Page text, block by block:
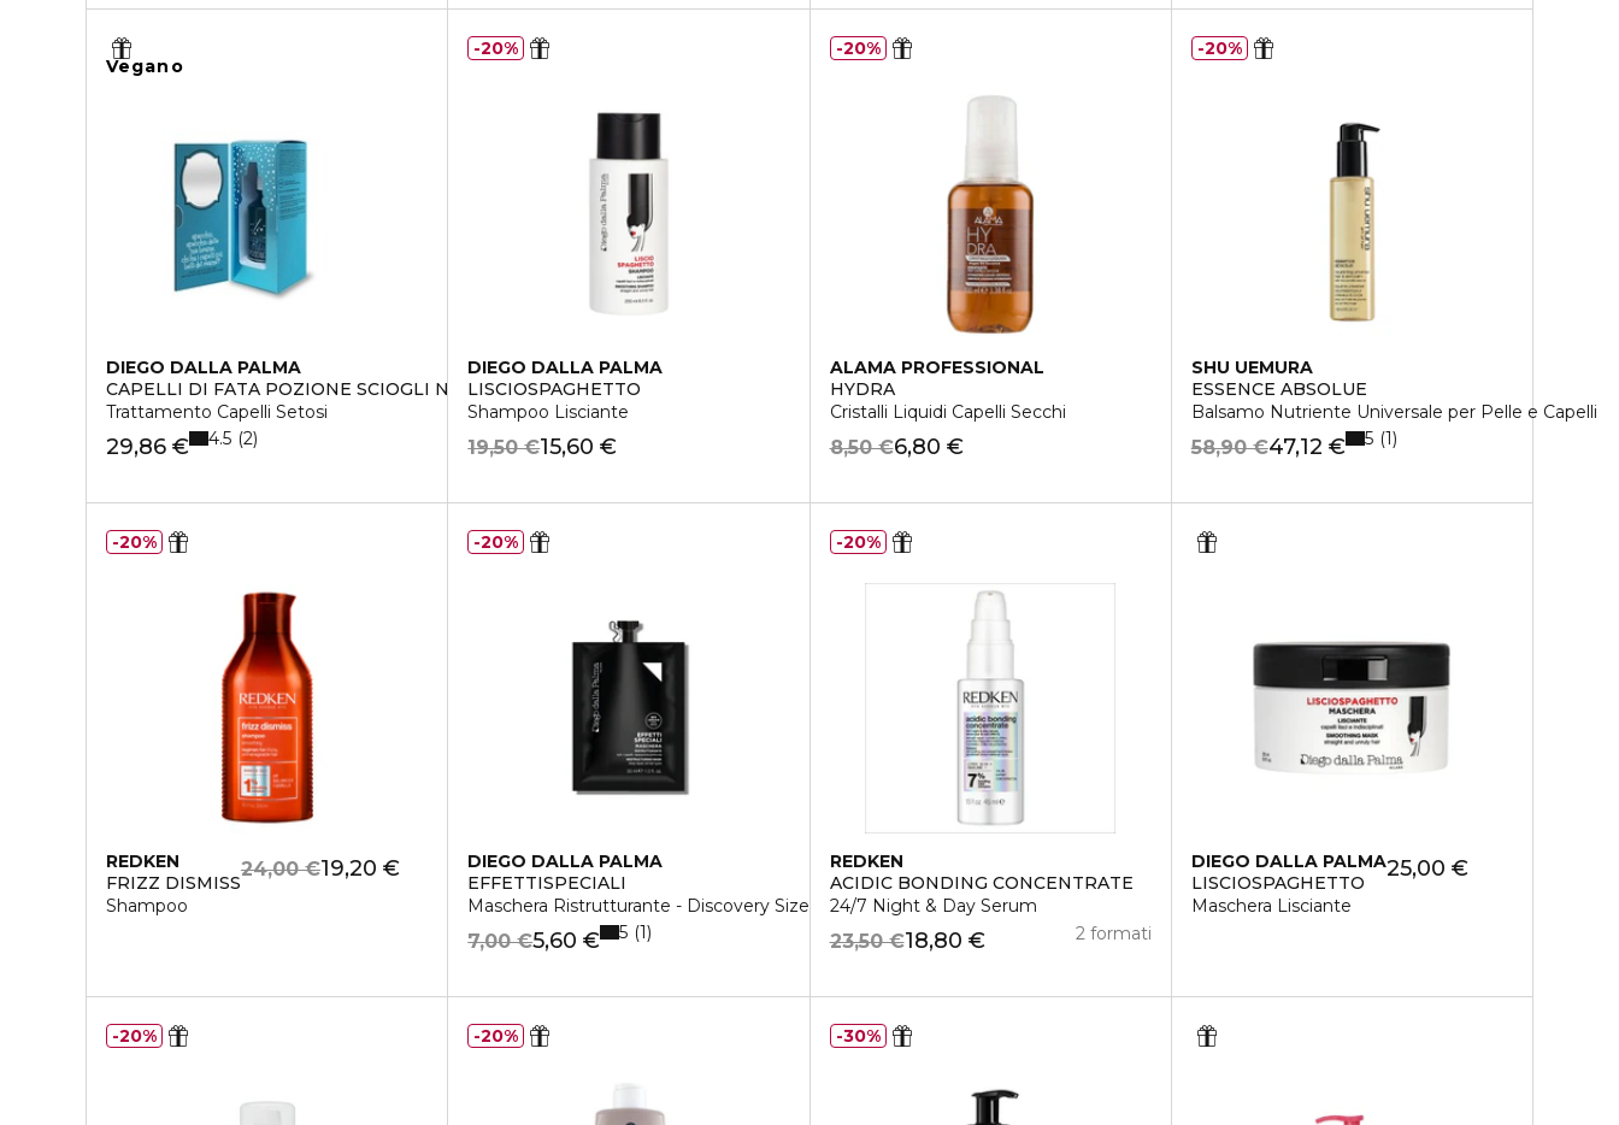
Vegano
DIEGO DALLA PALMA
CAPELLI DI FATA POZIONE SCIOGLI NODI
Trattamento Capelli Setosi
29,86 € 4.5 2
DIEGO DALLA PALMA
LISCIOSPAGHETTO
Shampoo Lisciante
15,60 €
19,50 €
20%
ALAMA PROFESSIONAL
HYDRA
Cristalli Liquidi Capelli Secchi
6,80 €
8,50 €
20%
SHU UEMURA
ESSENCE ABSOLUE
Balsamo Nutriente Universale per Pelle e Capelli
47,12 €
58,90 € 5 1
20%
REDKEN
FRIZZ DISMISS
Shampoo
19,20 €
24,00 €
20%
DIEGO DALLA PALMA
EFFETTISPECIALI
Maschera Ristrutturante - Discovery Size
5,60 €
7,00 € 5 1
20%
REDKEN
ACIDIC BONDING CONCENTRATE
24/7 Night & Day Serum
18,80 €
23,50 € 2 formati
20%
DIEGO DALLA PALMA
LISCIOSPAGHETTO
Maschera Lisciante
25,00 €
20% 20% 30%